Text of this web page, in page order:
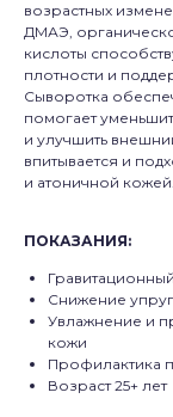
возрастных
ДМАЭ,
кислоты
плотности и
Сыворотка
помогает
и улучшить
впитывается и
и атоничной кожей.
ПОКАЗАНИЯ:
Снижение
Увлажнение и
кожи
Профилактика
Возраст 25+ лет